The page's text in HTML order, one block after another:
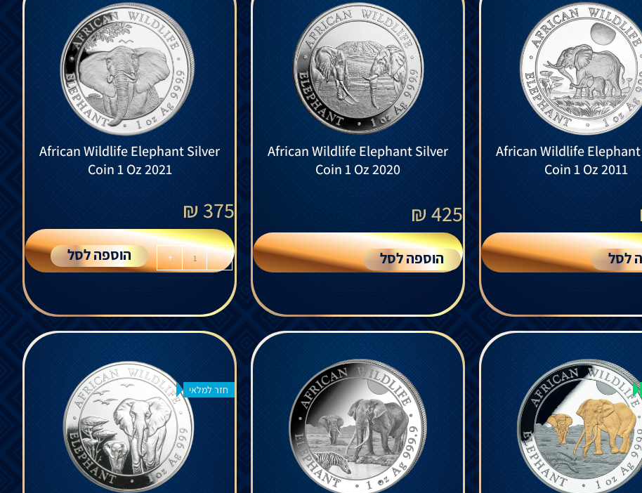
African Wildlife
Coin 1 Oz 2011
לסל
African Wildlife Elephant Silver
Coin 1 Oz 2020
425
₪
הוספה לסל
African Wildlife Elephant Silver
Coin 1 Oz 2021
375
₪
-
+ הוספה לסל
חזר למלאי